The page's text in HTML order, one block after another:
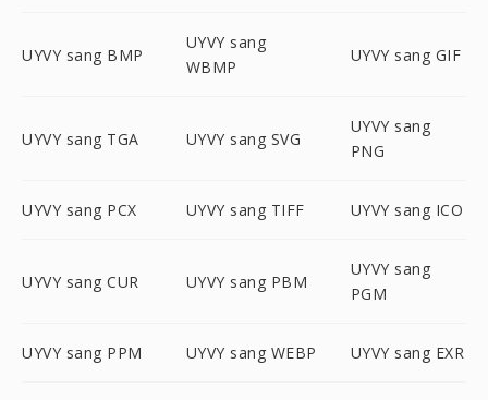
UYVY sang BMP
UYVY sang
WBMP
UYVY sang GIF
UYVY sang TGA UYVY sang SVG
UYVY sang
PNG
UYVY sang PCX UYVY sang TIFF UYVY sang ICO
UYVY sang CUR UYVY sang PBM
UYVY sang
PGM
UYVY sang PPM UYVY sang WEBP UYVY sang EXR